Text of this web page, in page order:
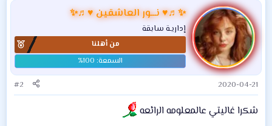
ف
ا
ع
ل
ا
ت
:
✨♬♥ نـــور العاشقين ♥♬✨
إداريـة سابقة
من أهلنا
2020-04-21
#2
شكرا غاليتي عالمعلومه الرائعه